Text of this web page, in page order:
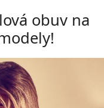
obuv na